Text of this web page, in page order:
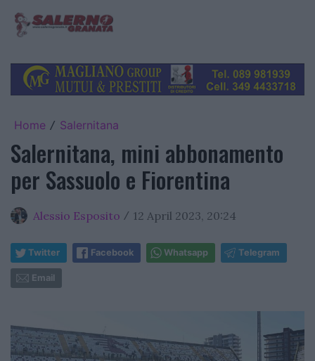
Home / Salernitana
Salernitana, mini abbonamento
per Sassuolo e Fiorentina
Alessio Esposito / 12 April 2023, 20:24
Twitter Facebook Whatsapp Telegram
Email